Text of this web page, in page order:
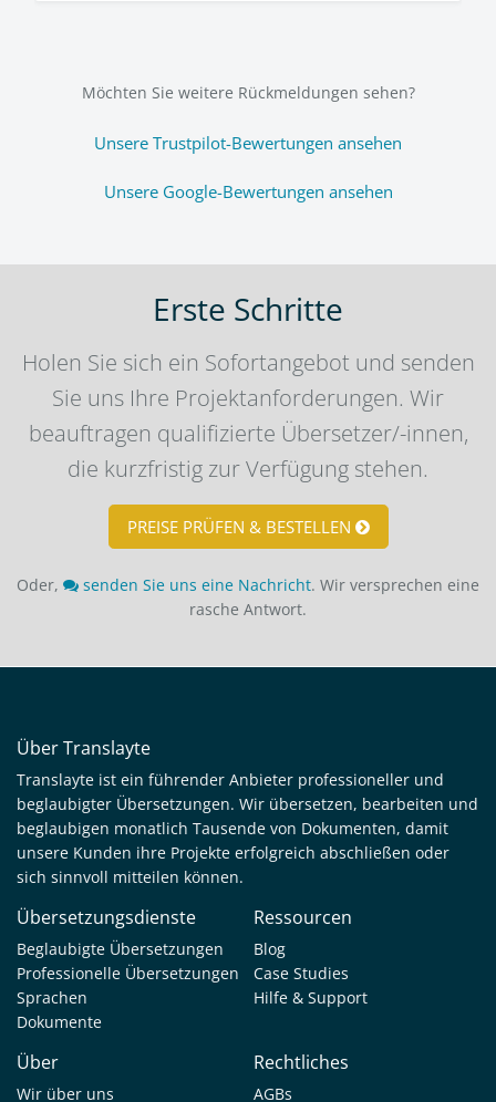
Möchten Sie weitere Rückmeldungen sehen?
Unsere Trustpilot-Bewertungen ansehen
Unsere Google-Bewertungen ansehen
Erste Schritte
Holen Sie sich ein Sofortangebot und senden
Sie uns Ihre Projektanforderungen. Wir
beauftragen qualifizierte Übersetzer/-innen,
die kurzfristig zur Verfügung stehen.
PREISE PRÜFEN & BESTELLEN
Oder, senden Sie uns eine Nachricht. Wir versprechen eine
rasche Antwort.
Über Translayte
Translayte ist ein führender Anbieter professioneller und
beglaubigter Übersetzungen. Wir übersetzen, bearbeiten und
beglaubigen monatlich Tausende von Dokumenten, damit
unsere Kunden ihre Projekte erfolgreich abschließen oder
sich sinnvoll mitteilen können.
Übersetzungsdienste
Beglaubigte Übersetzungen
Professionelle Übersetzungen
Sprachen
Dokumente
Ressourcen
Blog
Case Studies
Hilfe & Support
Über
Wir über uns
Rechtliches
AGBs